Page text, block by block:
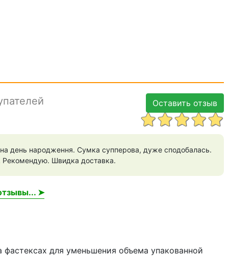
Оставить отзыв
день народження. Сумка супперова, дуже сподобалась.
Рекомендую. Швидка доставка.
➤
для уменьшения объема упакованной